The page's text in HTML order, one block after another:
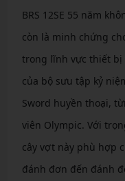
BRS 12SE 55 năm
còn là minh chứng
trong lĩnh vực thiết bị
của bộ sưu tập kỷ
Sword huyền thoại,
viên Olympic. Với
cây vợt này phù hợp
đánh đơn đến đánh